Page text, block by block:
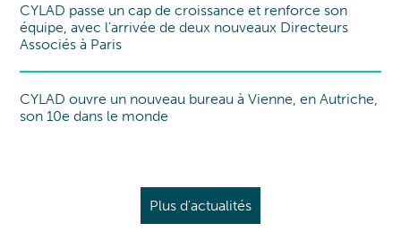
CYLAD passe un cap de croissance et renforce son
équipe, avec l’arrivée de deux nouveaux Directeurs
Associés à Paris
Nouveau bureau
CYLAD ouvre un nouveau bureau à Vienne, en Autriche,
son 10e dans le monde
Plus d'actualités